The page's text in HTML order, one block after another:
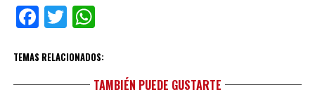
Facebook
TwitterWhatsApp
TEMAS RELACIONADOS:
TAMBIÉN PUEDE GUSTARTE